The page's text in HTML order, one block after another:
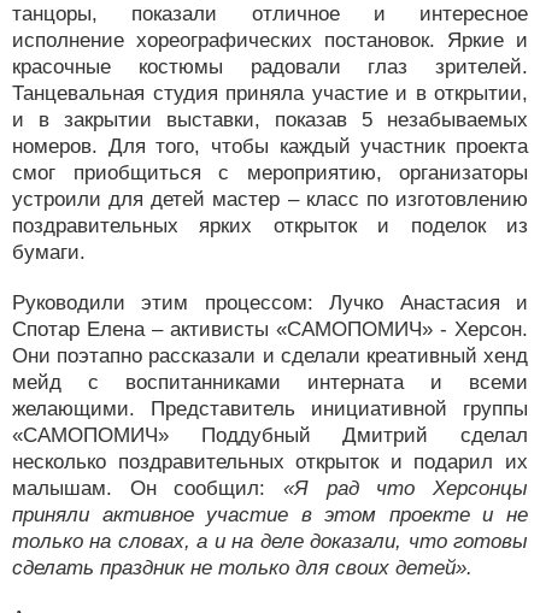
танцоры, показали отличное и интересное
исполнение хореографических постановок. Яркие и
красочные костюмы радовали глаз зрителей.
Танцевальная студия приняла участие и в открытии,
и в закрытии выставки, показав 5 незабываемых
номеров. Для того, чтобы каждый участник проекта
смог приобщиться с мероприятию, организаторы
устроили для детей мастер – класс по изготовлению
поздравительных ярких открыток и поделок из
бумаги.
Руководили этим процессом: Лучко Анастасия и
Спотар Елена – активисты «САМОПОМИЧ» - Херсон.
Они поэтапно рассказали и сделали креативный хенд
мейд с воспитанниками интерната и всеми
желающими. Представитель инициативной группы
«САМОПОМИЧ» Поддубный Дмитрий сделал
несколько поздравительных открыток и подарил их
малышам. Он сообщил: «Я рад что Херсонцы
приняли активное участие в этом проекте и не
только на словах, а и на деле доказали, что готовы
сделать праздник не только для своих детей».